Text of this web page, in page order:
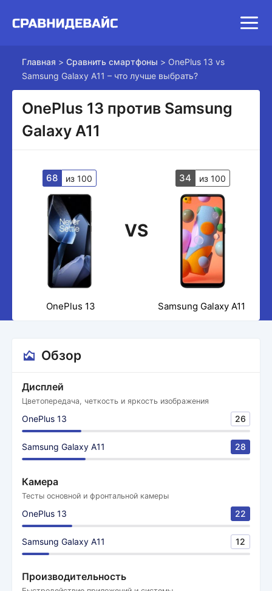
Главная > Сравнить смартфоны > OnePlus 13 vs
Samsung Galaxy A11 – что лучше выбрать?
OnePlus 13 против Samsung
Galaxy A11
68 из 100
VS
34 из 100
OnePlus 13 Samsung Galaxy A11
Обзор
Дисплей
Цветопередача, четкость и яркость изображения
OnePlus 13 26
Samsung Galaxy A11 28
Камера
Тесты основной и фронтальной камеры
OnePlus 13 22
Samsung Galaxy A11 12
Производительность